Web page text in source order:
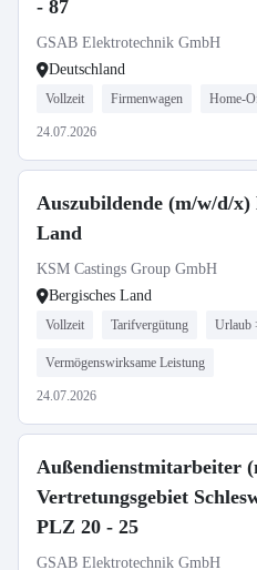
- 87
GSAB Elektrotechnik GmbH
Deutschland
Vollzeit Firmenwagen Home-
24.07.2026
Auszubildende (m/w/d/x)
Land
KSM Castings Group GmbH
Bergisches Land
Vollzeit Tarifvergütung Urlaub
Vermögenswirksame Leistung
24.07.2026
Außendienstmitarbeiter
Vertretungsgebiet
PLZ 20 - 25
GSAB Elektrotechnik GmbH